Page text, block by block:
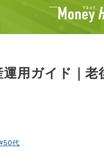
用ガイド｜
代